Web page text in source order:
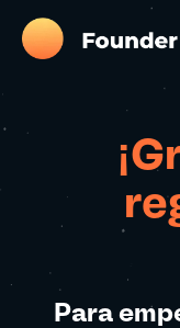
Para